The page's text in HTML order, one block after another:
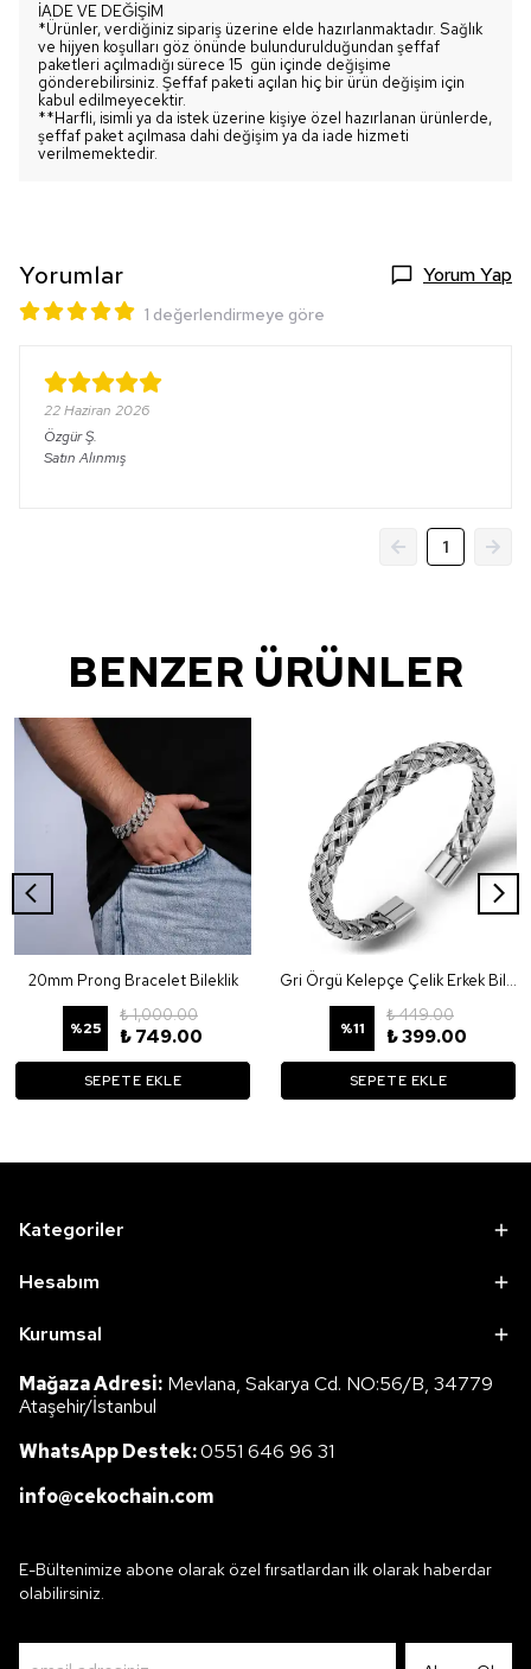
İADE VE DEĞİŞİM
*Ürünler, verdiğiniz sipariş üzerine elde hazırlanmaktadır. Sağlık
ve hijyen koşulları göz önünde bulundurulduğundan şeffaf
paketleri açılmadığı sürece 15 gün içinde değişime
gönderebilirsiniz. Şeffaf paketi açılan hiç bir ürün değişim için
kabul edilmeyecektir.
**Harfli, isimli ya da istek üzerine kişiye özel hazırlanan ürünlerde,
şeffaf paket açılmasa dahi değişim ya da iade hizmeti
verilmemektedir.
Yorumlar Yorum Yap
1 değerlendirmeye göre
22 Haziran 2026
ÖzgürŞ.
Satın Alınmış
1
BENZER ÜRÜNLER
20mm Prong Bracelet Bileklik
%25
₺ 1,000.00
₺ 749.00
SEPETE EKLE
Gri Örgü Kelepçe Çelik Erkek Bileklik Ec53by
%11
₺ 449.00
₺ 399.00
SEPETE EKLE
Kategoriler
Hesabım
Kurumsal
Mağaza Adresi: Mevlana, Sakarya Cd. NO:56/B, 34779
Ataşehir/İstanbul
WhatsApp Destek:0551 646 96 31
info@cekochain.com
E-Bültenimize abone olarak özel fırsatlardan ilk olarak haberdar
olabilirsiniz.